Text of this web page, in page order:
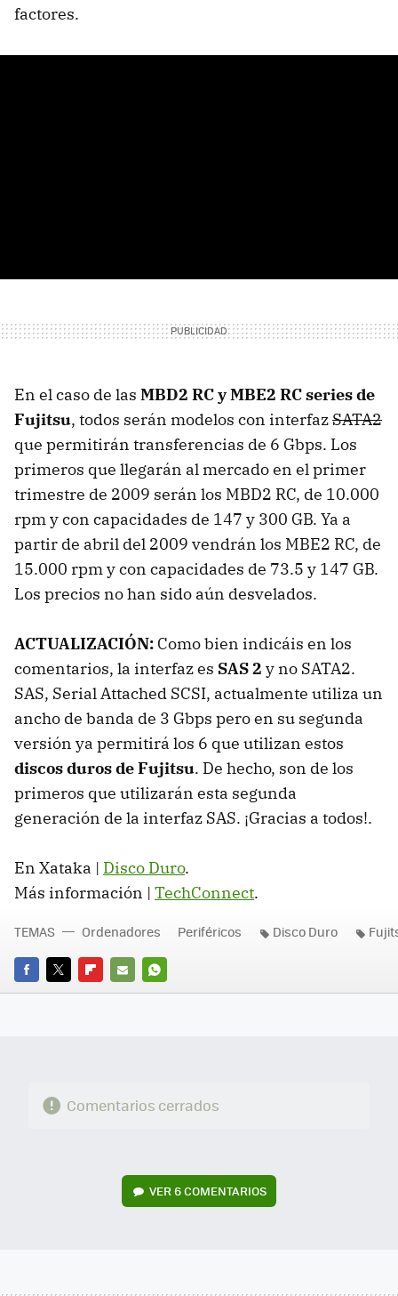
factores.
En el caso de las MBD2 RC y MBE2 RC series de
Fujitsu, todos serán modelos con interfazSATA2
que permitirán transferencias de 6 Gbps. Los
primeros que llegarán al mercado en el primer
trimestre de 2009 serán los MBD2 RC, de 10.000
rpm y con capacidades de 147 y 300 GB. Ya a
partir de abril del 2009 vendrán los MBE2 RC, de
15.000 rpm y con capacidades de 73.5 y 147 GB.
Los precios no han sido aún desvelados.
ACTUALIZACIÓN: Como bien indicáis en los
comentarios, la interfaz es SAS2 y no SATA2.
SAS, Serial Attached SCSI, actualmente utiliza un
ancho de banda de 3 Gbps pero en su segunda
versión ya permitirá los 6 que utilizan estos
discos duros de Fujitsu. De hecho, son de los
primeros que utilizarán esta segunda
generación de la interfaz SAS. ¡Gracias a todos!.
En Xataka | Disco Duro.
Más información | TechConnect.
FACEBOOK
TWITTERFLIPBOARD
E-
WHATSAPP
TEMAS Ordenadores Periféricos Disco Duro
Comentarios cerrados
VER 6 COMENTARIOS